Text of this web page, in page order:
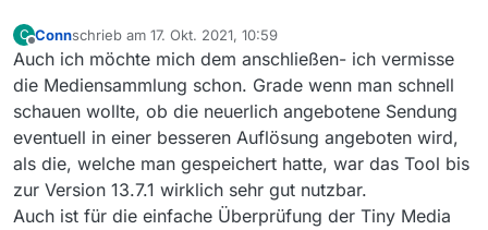
C
Offline
Connschrieb am 17. Okt. 2021, 10:59
zuletzt editiert von
Auch ich möchte mich dem anschließen- ich vermisse
die Mediensammlung schon. Grade wenn man schnell
schauen wollte, ob die neuerlich angebotene Sendung
eventuell in einer besseren Auflösung angeboten wird,
als die, welche man gespeichert hatte, war das Tool bis
zur Version 13.7.1 wirklich sehr gut nutzbar.
Auch ist für die einfache Überprüfung der Tiny Media